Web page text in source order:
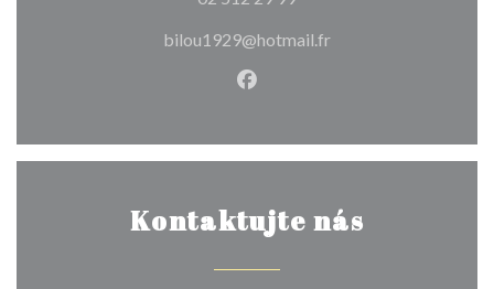
bilou1929@hotmail.fr
Facebook ((otevře se v
Kontaktujte nás